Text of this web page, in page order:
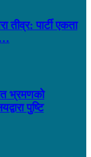
पार्टी एकता
भ्रमणको
पुष्टि